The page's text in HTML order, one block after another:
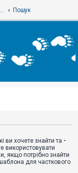
теріологічного товариства Пошук
ви хочете знайти та -
використовувати
якщо потрібно знайти
для часткового